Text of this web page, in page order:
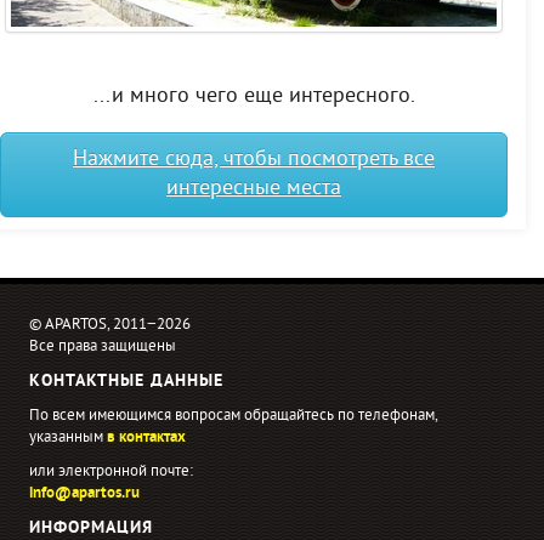
...и много чего еще интересного.
Нажмите сюда, чтобы посмотреть все
интересные места
© APARTOS, 2011−2026
Все права защищены
КОНТАКТНЫЕ ДАННЫЕ
По всем имеющимся вопросам обращайтесь по телефонам,
указаннымв контактах
или электронной почте:
info@apartos.ru
ИНФОРМАЦИЯ